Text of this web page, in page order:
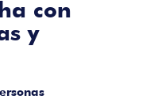
con
y